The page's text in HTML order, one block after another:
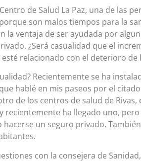
de Salud La Paz, una de las
son malos tiempos para la
la ventaja de ser ayudada por
¿Será casualidad que el
relacionado con el deterioro
Recientemente se ha
hablé en mis paseos por el
de los centros de salud de
recientemente ha llegado uno,
hacerse un seguro privado.
con la consejera de